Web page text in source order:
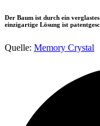
Der Baum ist durch ein
einzigartige Lösung ist
Quelle: Memory Crystal